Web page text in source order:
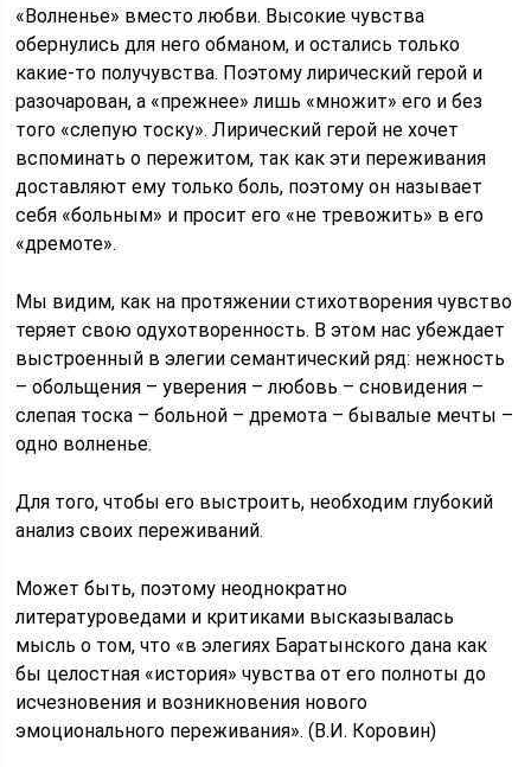
«Волненье» вместо любви. Высокие чувства
обернулись для него обманом, и остались только
какие-то получувства. Поэтому лирический герой и
разочарован, а «прежнее» лишь «множит» его и без
того «слепую тоску». Лирический герой не хочет
вспоминать о пережитом, так как эти переживания
доставляют ему только боль, поэтому он называет
себя «больным» и просит его «не тревожить» в его
«дремоте».
Мы видим, как на протяжении стихотворения чувство
теряет свою одухотворенность. В этом нас убеждает
выстроенный в элегии семантический ряд: нежность
– обольщения – уверения – любовь – сновидения –
слепая тоска – больной – дремота – бывалые мечты –
одно волненье.
Для того, чтобы его выстроить, необходим глубокий
анализ своих переживаний.
Может быть, поэтому неоднократно
литературоведами и критиками высказывалась
мысль о том, что «в элегиях Баратынского дана как
бы целостная «история» чувства от его полноты до
исчезновения и возникновения нового
эмоционального переживания». (В.И. Коровин)